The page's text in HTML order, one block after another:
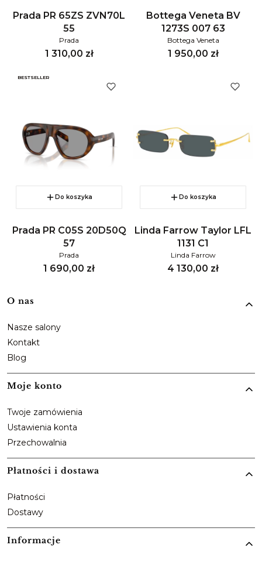
Prada PR 65ZS ZVN70L
55
Prada
Cena
1 310,00 zł
Bottega Veneta BV
1273S 007 63
Bottega Veneta
Cena
1 950,00 zł
BESTSELLER
Do koszyka
Prada PR C05S 20D50Q
57
Prada
Cena
1 690,00 zł
Do koszyka
Linda Farrow Taylor LFL
1131 C1
Linda Farrow
Cena
4 130,00 zł
Linki w stopce
O nas
Nasze salony
Kontakt
Blog
Moje konto
Twoje zamówienia
Ustawienia konta
Przechowalnia
Płatności i dostawa
Płatności
Dostawy
Informacje